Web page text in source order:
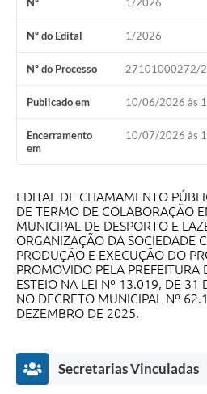
Nº do Edital 1/2026
Nº do Processo 27101000272/
Publicado em 10/06/2026 às
Encerramento
em
10/07/2026 às
EDITAL DE CHAMAMENTO
DE TERMO DE COLABORAÇÃO
MUNICIPAL DE DESPORTO E
ORGANIZAÇÃO DA SOCIEDADE
PRODUÇÃO E EXECUÇÃO DO
PROMOVIDO PELA PREFEITURA
ESTEIO NA LEI Nº 13.019, DE 31
NO DECRETO MUNICIPAL Nº
DEZEMBRO DE 2025.
Secretarias Vinculadas